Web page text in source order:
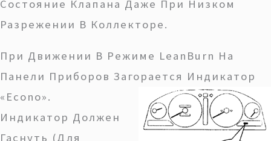
Состояние Клапана Даже При Низком
Разрежении В Коллекторе.
При Движении В Режиме LeanBurn На
Панели Приборов Загорается Индикатор
«Econo».
Индикатор Должен
Гаснуть (для